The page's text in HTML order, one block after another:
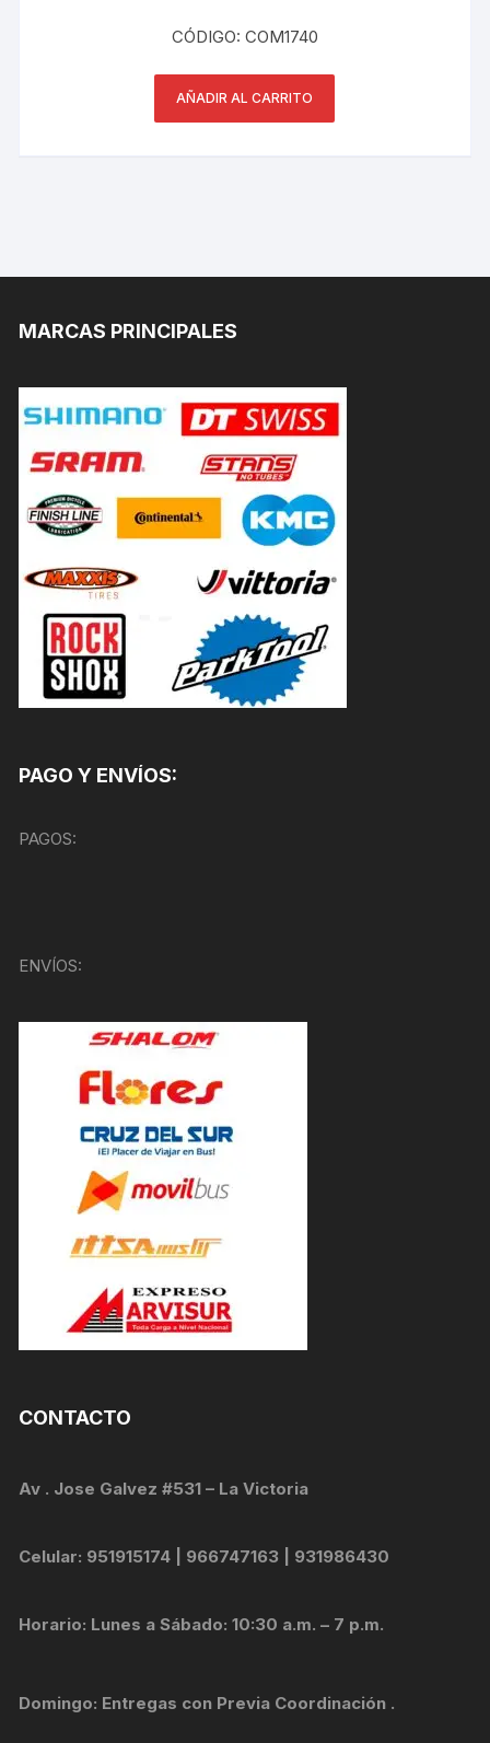
CÓDIGO: COM1740
AÑADIR AL CARRITO
MARCAS PRINCIPALES
PAGO Y ENVÍOS:
PAGOS:
ENVÍOS:
CONTACTO
Av . Jose Galvez #531 – La Victoria
Celular: 951915174 | 966747163 | 931986430
Horario: Lunes a Sábado: 10:30 a.m. – 7 p.m.
Domingo: Entregas con Previa Coordinación .